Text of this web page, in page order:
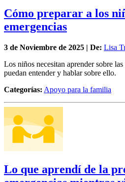
Cómo preparar a los
emergencias
3 de Noviembre de 2025 | De: Lisa
Los niños necesitan aprender sobre
puedan entender y hablar sobre ello.
Categorías: Apoyo para la familia
Lo que aprendí de la